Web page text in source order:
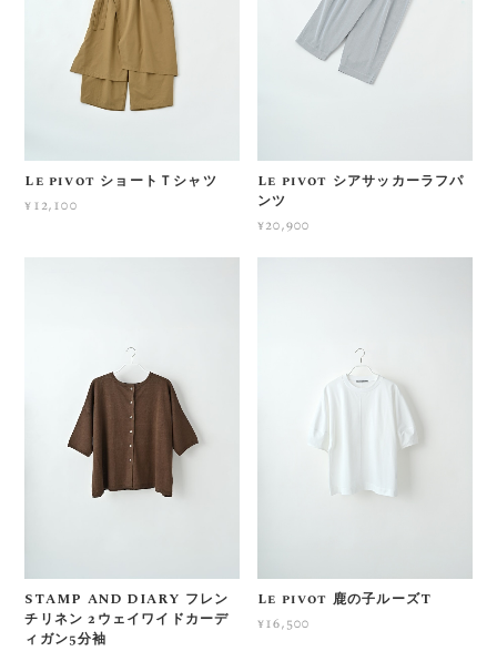
Le pivot ショートＴシャツ
¥12,100
Le pivot シアサッカーラフパ
ンツ
¥20,900
STAMP AND DIARY フレン
チリネン 2ウェイワイドカーデ
ィガン5分袖
Le pivot 鹿の子ルーズT
¥16,500